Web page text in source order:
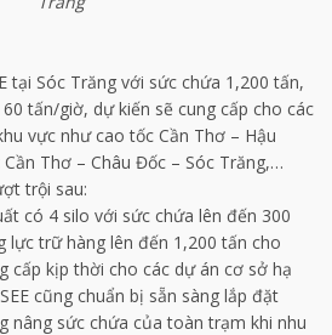
tại Sóc Trăng với sức chứa 1,200 tấn,
tấn/giờ, dự kiến sẽ cung cấp cho các
vực như cao tốc Cần Thơ – Hậu
Thơ – Châu Đốc – Sóc Trăng,…
trội sau:
có 4 silo với sức chứa lên đến 300
lực trữ hàng lên đến 1,200 tấn cho
cấp kịp thời cho các dự án cơ sở hạ
cũng chuẩn bị sẵn sàng lắp đặt
nâng sức chứa của toàn trạm khi nhu